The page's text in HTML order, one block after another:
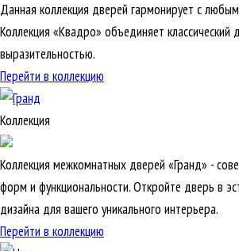
Данная коллекция дверей гармонирует с
Коллекция «Квадро» объединяет классический
выразительностью.
Перейти в коллекцию
Коллекция
Коллекция межкомнатных дверей «Гранд» -
форм и функциональности. Откройте дверь в
дизайна для вашего уникального интерьера.
Перейти в коллекцию